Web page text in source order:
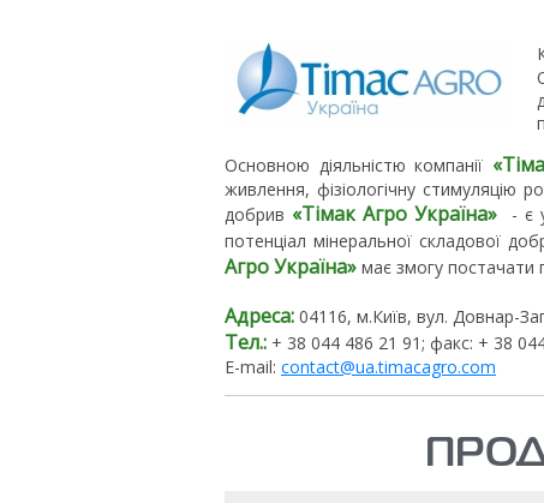
Основною діяльністю компанії
живлення, фізіологічну стимуляцію
добрив «Тімак Агро Україна» - є
потенціал мінеральної складової
Агро Україна» має змогу постачати
Адреса: 04116, м.Київ, вул. Довнар-
Тел.: + 38 044 486 21 91; факс: + 38
E-mail: contact@ua.timacagro.com